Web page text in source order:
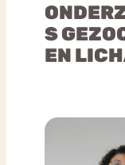
S
EN